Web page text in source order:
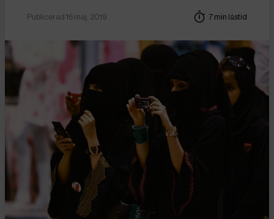
Publicerad 16 maj, 2019 7 min lästid